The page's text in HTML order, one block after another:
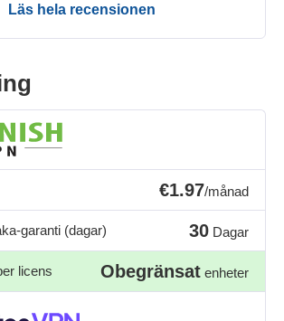
Läs hela recensionen
€1.97/månad
garanti (dagar) 30 Dagar
licens Obegränsat enheter